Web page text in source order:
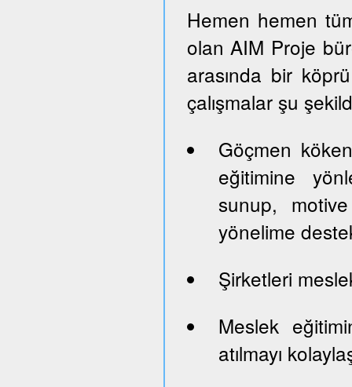
Hemen hemen
olan AIM Proje
arasında bir
çalışmalar şu
Göçmen
eğitimine
sunup,
yönelime
Şirketleri
Meslek
atılmayı